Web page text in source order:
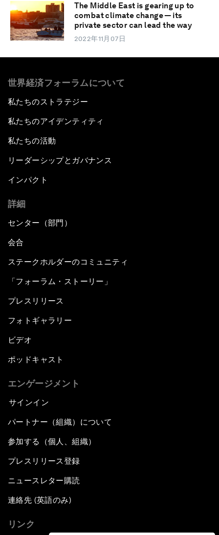
The Middle East is gearing up to
combat climate change — its
private sector can lead the way
2022年11月07日
世界経済フォーラムについて
私たちのストラテジー
私たちのアイデンティティ
私たちの活動
リーダーシップとガバナンス
インパクト
詳細
センター（部門）
会合
ステークホルダーのコミュニティ
「フォーラム・ストーリー」
プレスリリース
フォトギャラリー
ビデオ
ポッドキャスト
エンゲージメント
サインイン
パートナー（組織）について
参加する（個人、組織）
プレスリリース登録
ニュースレター購読
連絡先 (英語のみ)
リンク